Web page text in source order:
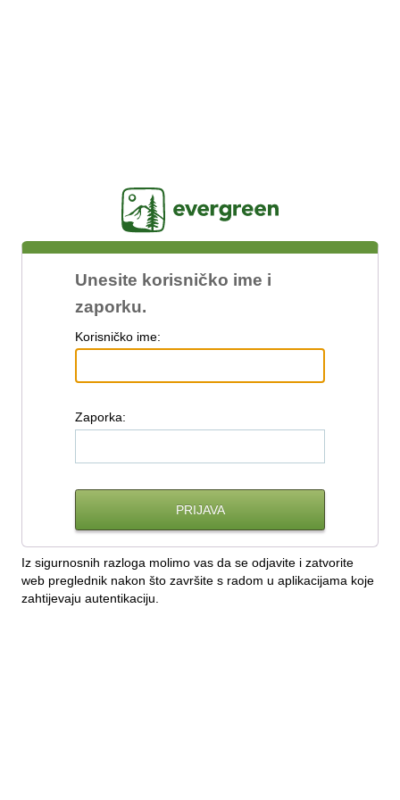
Unesite korisničko ime i
zaporku.
Korisničko ime:
Zaporka:
Iz sigurnosnih razloga molimo vas da se odjavite i zatvorite
web preglednik nakon što završite s radom u aplikacijama koje
zahtijevaju autentikaciju.